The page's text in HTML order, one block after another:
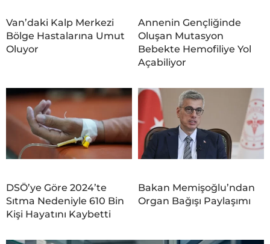
Van’daki Kalp Merkezi
Bölge Hastalarına Umut
Oluyor
Annenin Gençliğinde
Oluşan Mutasyon
Bebekte Hemofiliye Yol
Açabiliyor
DSÖ’ye Göre 2024’te
Sıtma Nedeniyle 610 Bin
Kişi Hayatını Kaybetti
Bakan Memişoğlu’ndan
Organ Bağışı Paylaşımı